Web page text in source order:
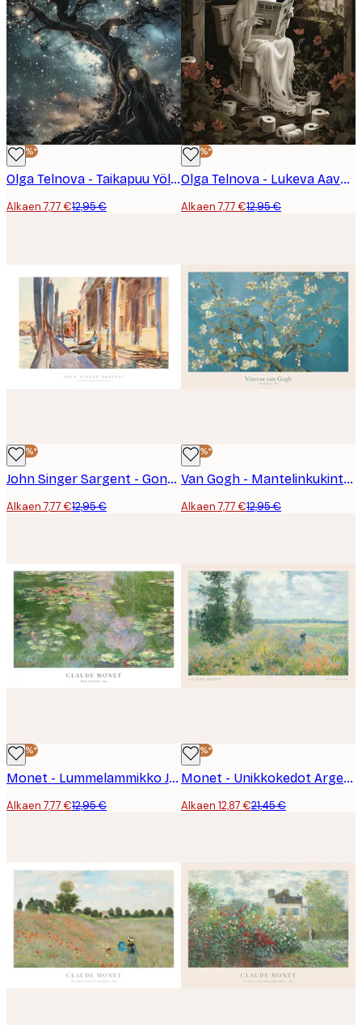
-40%*
Olga Telnova - Taikapuu Yöllä Juliste
Alkaen 7,77 €12,95 €
-40%*
Olga Telnova - Lukeva Aave Juliste
Alkaen 7,77 €12,95 €
-40%*
John Singer Sargent - Gondolien Kiinnityspaikat Canale Grandella Juliste
Alkaen 7,77 €12,95 €
-40%*
Van Gogh - Mantelinkukinta Juliste
Alkaen 7,77 €12,95 €
-40%*
Monet - Lummelammikko Juliste
Alkaen 7,77 €12,95 €
-40%*
Monet - Unikkokedot Argenteuilin lähellä Maisema Juliste
Alkaen 12,87 €21,45 €